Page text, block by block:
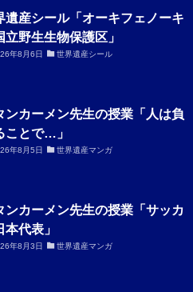
遺産シール「オーキフェノーキ
立野生生物保護区」
年8月6日 世界遺産シール
ンカーメン先生の授業「人は負
ことで…」
年8月5日 世界遺産マンガ
ンカーメン先生の授業「サッカ
本代表」
年8月3日 世界遺産マンガ